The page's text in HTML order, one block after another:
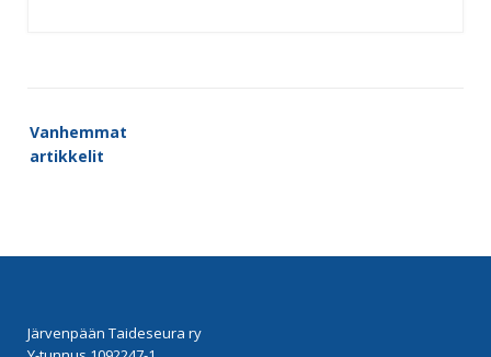
Artikkelien
selaus
Vanhemmat
artikkelit
Järvenpään Taideseura ry